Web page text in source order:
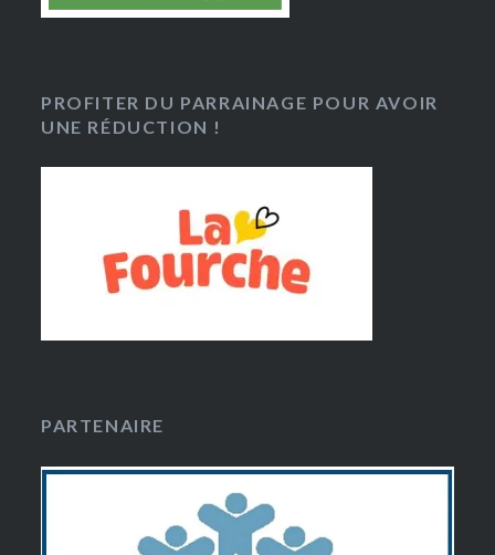
PROFITER DU PARRAINAGE POUR AVOIR
UNE RÉDUCTION !
PARTENAIRE